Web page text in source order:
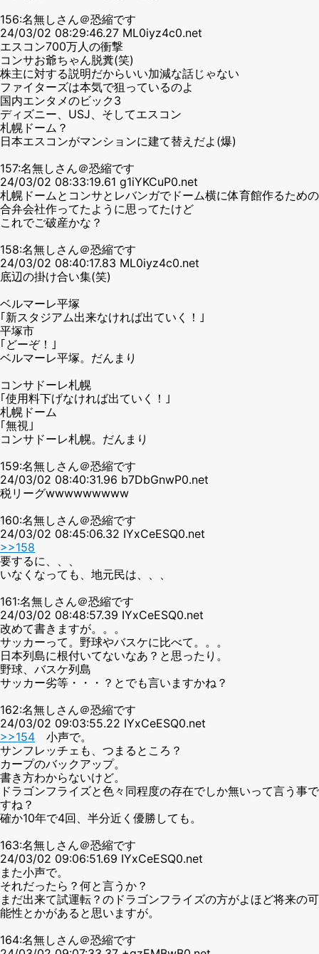
156:名無しさん＠恐縮です
24/03/02 08:29:46.27 ML0iyz4c0.net
エスコン700万人の衝撃
コンサお爺ちゃん脱糞(笑)
株主に対する説明だからいい加減な話じゃない
ファイターズは本気で狙っているのよ
国内エンタメのビック3
ディズニー、USJ、そしてエスコン
札幌ドーム？
日本エスコンがマンションに建て替えだよ(爆)
157:名無しさん＠恐縮です
24/03/02 08:33:19.61 g1iYKCuP0.net
札幌ドームとコンサとレバンガでドーム横に体育館作るための
合弁会社作ってたように思ってたけど
これでご破産かな？
158:名無しさん＠恐縮です
24/03/02 08:40:17.83 ML0iyz4c0.net
底辺の掛け合い集(笑)
ベルマーレ平塚
｢新スタジアム出来なければ出ていく！｣
平塚市
｢どーぞ！｣
ベルマーレ平塚。だんまり
コンサドーレ札幌
｢使用料下げなければ出ていく！｣
札幌ドーム
｢無視｣
コンサドーレ札幌。だんまり
159:名無しさん＠恐縮です
24/03/02 08:40:31.96 b7DbGnwP0.net
税リーグwwwwwwwww
160:名無しさん＠恐縮です
24/03/02 08:45:06.32 IYxCeESQ0.net
>>158
要するに、、、
いなくなっても、地元民は、、、
161:名無しさん＠恐縮です
24/03/02 08:48:57.39 IYxCeESQ0.net
改めて書きますが。。。
サッカーって。野球やバスケに比べて。。。
日本列島に根付いてないなあ？と思ったり。
野球、バスケ列島
サッカー劣等・・・？とでも言いますかね？
162:名無しさん＠恐縮です
24/03/02 09:03:55.22 IYxCeESQ0.net
>>154 小声で。
サンフレッチェも、つまるところ？
カープのバックアップ。
書き方わからないけど。
ドラゴンフライズと色々同程度の存在でしか無いって言う事で
すね？
確か10年で4回、半分近く優勝しても。
163:名無しさん＠恐縮です
24/03/02 09:06:51.69 IYxCeESQ0.net
また小声で。
それだったら？何と言うか？
まだ出来て試運転？のドラゴンフライズの方がよほど将来の可
能性とかがあると思いますが。
164:名無しさん＠恐縮です